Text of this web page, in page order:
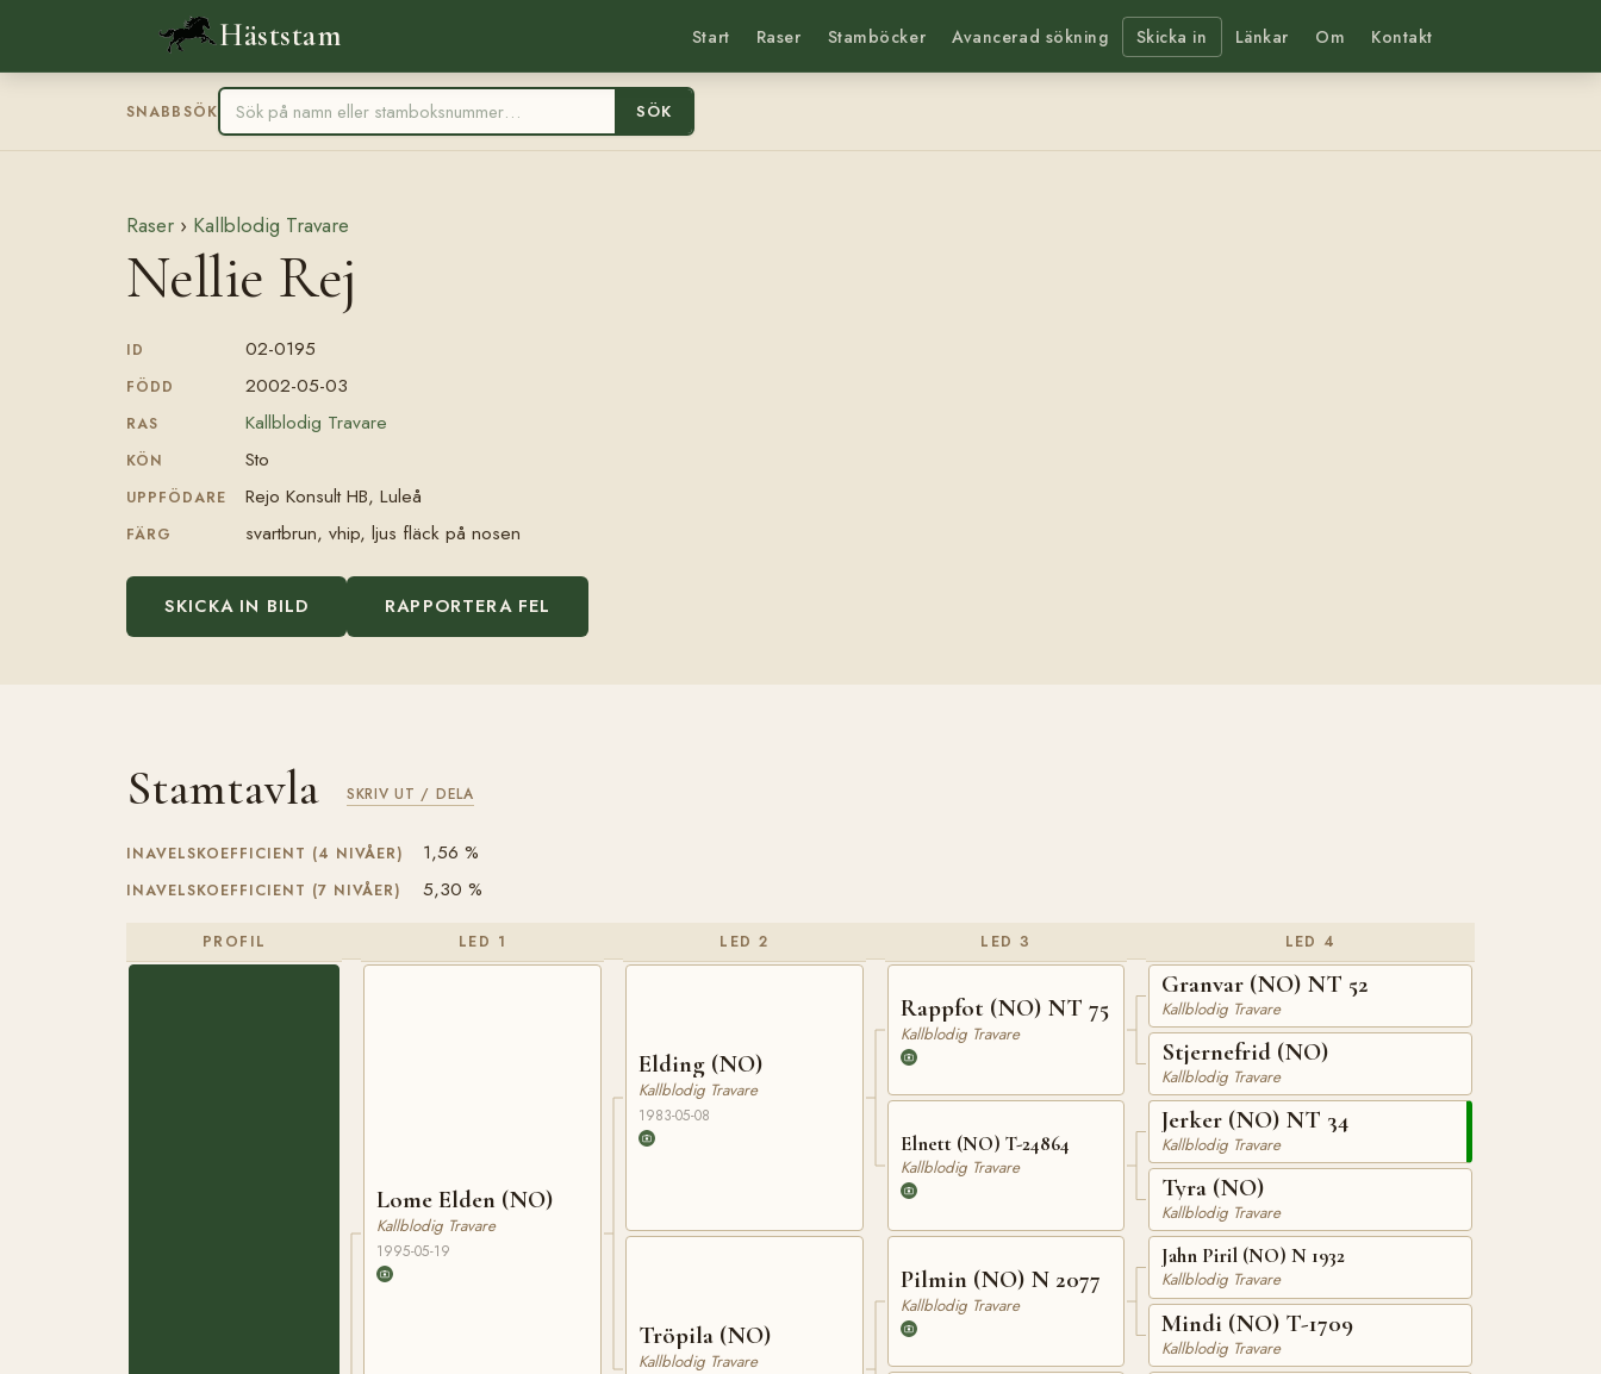
Häststam Start Raser Stamböcker Avancerad sökning Skicka in Länkar Om Kontakt
SNABBSÖK SÖK
Raser › Kallblodig Travare
Nellie Rej
ID 02-0195
FÖDD 2002-05-03
RAS Kallblodig Travare
KÖN Sto
UPPFÖDARE Rejo Konsult HB, Luleå
FÄRG svartbrun, vhip, ljus fläck på nosen
SKICKA IN BILD RAPPORTERA FEL
Stamtavla SKRIV UT / DELA
INAVELSKOEFFICIENT (4 NIVÅER) 1,56 %
INAVELSKOEFFICIENT (7 NIVÅER) 5,30 %
PROFIL LED 1
Lome Elden (NO)
Kallblodig Travare
1995-05-19
LED 2
Elding (NO)
Kallblodig Travare
1983-05-08
Tröpila (NO)
Kallblodig Travare
LED 3
Rappfot (NO) NT 75
Kallblodig Travare
Elnett (NO) T-24864
Kallblodig Travare
Pilmin (NO) N 2077
Kallblodig Travare
LED 4
Granvar (NO) NT 52
Kallblodig Travare
Stjernefrid (NO)
Kallblodig Travare
Jerker (NO) NT 34
Kallblodig Travare
Tyra (NO)
Kallblodig Travare
Jahn Piril (NO) N 1932
Kallblodig Travare
Mindi (NO) T-1709
Kallblodig Travare